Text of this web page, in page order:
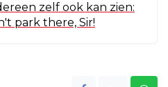
zelf ook kan zien:
park there, Sir!